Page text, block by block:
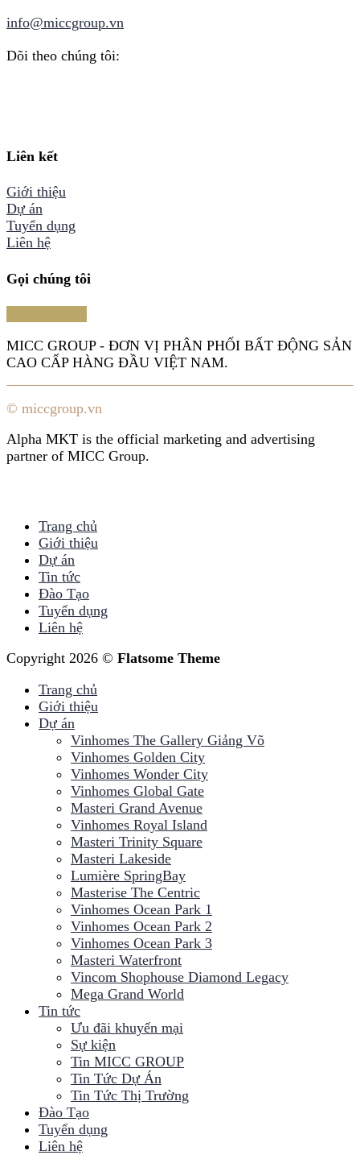
info@miccgroup.vn
Dõi theo chúng tôi:
Liên kết
Giới thiệu
Dự án
Tuyển dụng
Liên hệ
Gọi chúng tôi
MICC GROUP - ĐƠN VỊ PHÂN PHỐI BẤT ĐỘNG SẢN
CAO CẤP HÀNG ĐẦU VIỆT NAM.
© miccgroup.vn
Alpha MKT is the official marketing and advertising
partner of MICC Group.
Trang chủ
Giới thiệu
Dự án
Tin tức
Đào Tạo
Tuyển dụng
Liên hệ
Copyright 2026 © Flatsome Theme
Trang chủ
Giới thiệu
Dự án
Vinhomes The Gallery Giảng Võ
Vinhomes Golden City
Vinhomes Wonder City
Vinhomes Global Gate
Masteri Grand Avenue
Vinhomes Royal Island
Masteri Trinity Square
Masteri Lakeside
Lumière SpringBay
Masterise The Centric
Vinhomes Ocean Park 1
Vinhomes Ocean Park 2
Vinhomes Ocean Park 3
Masteri Waterfront
Vincom Shophouse Diamond Legacy
Mega Grand World
Tin tức
Ưu đãi khuyến mại
Sự kiện
Tin MICC GROUP
Tin Tức Dự Án
Tin Tức Thị Trường
Đào Tạo
Tuyển dụng
Liên hệ